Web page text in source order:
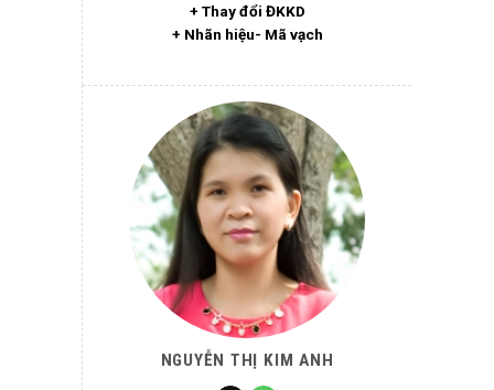
+ Thay đổi ĐKKD
+ Nhãn hiệu- Mã vạch
NGUYỄN THỊ KIM ANH